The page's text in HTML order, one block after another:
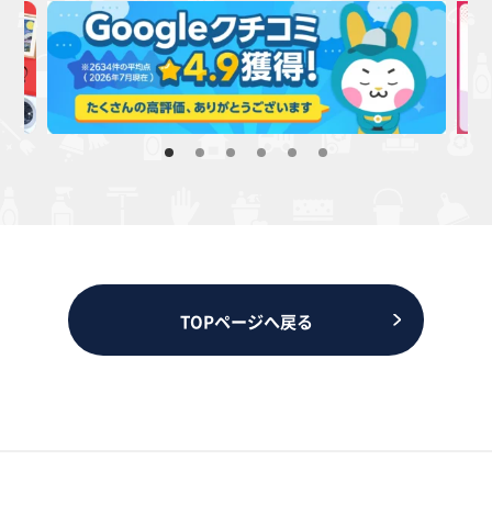
TOPページへ戻る